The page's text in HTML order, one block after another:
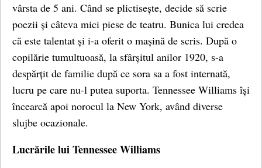
vârsta de 5 ani. Când se plictisește, decide să scrie
poezii și câteva mici piese de teatru. Bunica lui credea
că este talentat și i-a oferit o mașină de scris. După o
copilărie tumultuoasă, la sfârșitul anilor 1920, s-a
despărțit de familie după ce sora sa a fost internată,
lucru pe care nu-l putea suporta. Tennessee Williams își
încearcă apoi norocul la New York, având diverse
slujbe ocazionale.
Lucrările lui Tennessee Williams